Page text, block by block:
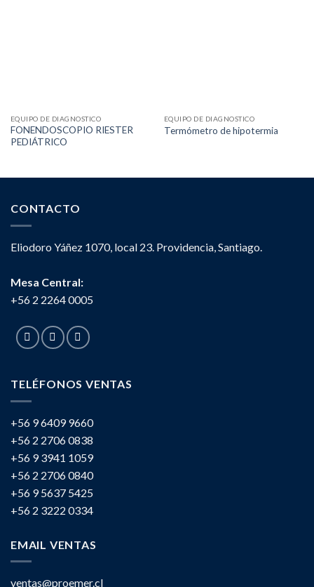
EQUIPO DE DIAGNOSTICO
FONENDOSCOPIO RIESTER
PEDIÁTRICO
EQUIPO DE DIAGNOSTICO
Termómetro de hipotermia
CONTACTO
Eliodoro Yáñez 1070, local 23. Providencia, Santiago.
Mesa Central:
+56 2 2264 0005
TELÉFONOS VENTAS
+56 9 6409 9660
+56 2 2706 0838
+56 9 3941 1059
+56 2 2706 0840
+56 9 5637 5425
+56 2 3222 0334
EMAIL VENTAS
ventas@proemer.cl